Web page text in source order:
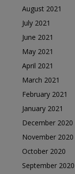
August 2021
July 2021
June 2021
May 2021
April 2021
March 2021
February 2021
January 2021
December 2020
November 2020
October 2020
September 2020